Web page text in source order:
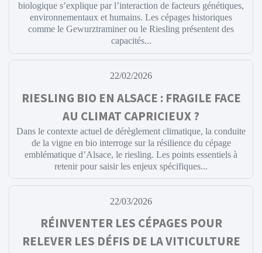
biologique s’explique par l’interaction de facteurs génétiques,
environnementaux et humains. Les cépages historiques
comme le Gewurztraminer ou le Riesling présentent des
capacités...
22/02/2026
RIESLING BIO EN ALSACE : FRAGILE FACE
AU CLIMAT CAPRICIEUX ?
Dans le contexte actuel de dérèglement climatique, la conduite
de la vigne en bio interroge sur la résilience du cépage
emblématique d’Alsace, le riesling. Les points essentiels à
retenir pour saisir les enjeux spécifiques...
22/03/2026
RÉINVENTER LES CÉPAGES POUR
RELEVER LES DÉFIS DE LA VITICULTURE